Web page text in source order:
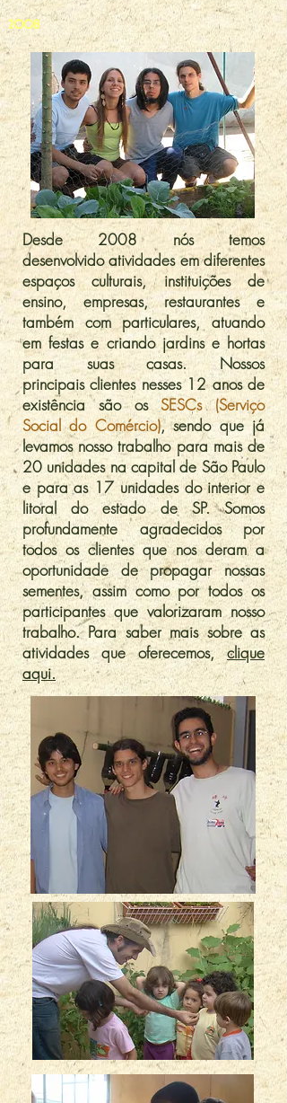
2008
Desde 2008 nós temos
desenvolvido atividades em diferentes
espaços culturais, instituições de
ensino, empresas, restaurantes e
também com particulares, atuando
em festas e criando jardins e hortas
para suas casas. Nossos
principais clientes nesses 12 anos de
existência são osSESCs (Serviço
Social do Comércio), sendo que já
levamos nosso trabalho para mais de
20 unidades na capital de São Paulo
e para as 17 unidades do interior e
litoral do estado de SP. Somos
profundamente agradecidos por
todos os clientes que nos deram a
oportunidade de propagar nossas
sementes, assim como por todos os
participantes que valorizaram nosso
trabalho. Para saber mais sobre as
atividades que oferecemos,clique
aqui.